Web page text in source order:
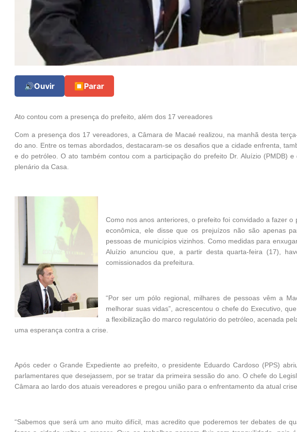
🔊Ouvir ⏹ Parar
Ato contou com a presença do prefeito, além dos 17 vereadores
Com a presença dos 17 vereadores, a Câmara de Macaé realizou, na manhã desta
do ano. Entre os temas abordados, destacaram-se os desafios que a cidade enfrenta,
e do petróleo. O ato também contou com a participação do prefeito Dr. Aluízio (PMDB)
plenário da Casa.
Como nos anos anteriores, o prefeito foi convidado a fazer o
econômica, ele disse que os prejuízos não são apenas
pessoas de municípios vizinhos. Como medidas para
Aluízio anunciou que, a partir desta quarta-feira (17),
comissionados da prefeitura.
“Por ser um pólo regional, milhares de pessoas vêm a
melhorar suas vidas”, acrescentou o chefe do Executivo,
a flexibilização do marco regulatório do petróleo, acenada
uma esperança contra a crise.
Após ceder o Grande Expediente ao prefeito, o presidente Eduardo Cardoso (PPS)
parlamentares que desejassem, por se tratar da primeira sessão do ano. O chefe do
Câmara ao lardo dos atuais vereadores e pregou união para o enfrentamento da atual
“Sabemos que será um ano muito difícil, mas acredito que poderemos ter debates de